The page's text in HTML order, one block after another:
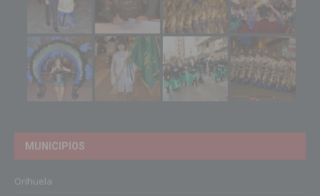
MUNICIPIOS
Orihuela